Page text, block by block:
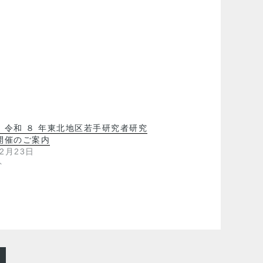
令和 ８ 年東北地区若手研究者研究
催のご案内
月23日